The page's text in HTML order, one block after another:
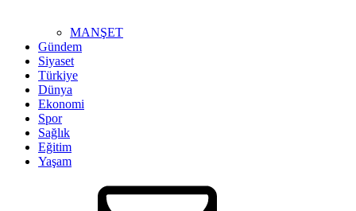
MANŞET
Gündem
Siyaset
Türkiye
Dünya
Ekonomi
Spor
Sağlık
Eğitim
Yaşam